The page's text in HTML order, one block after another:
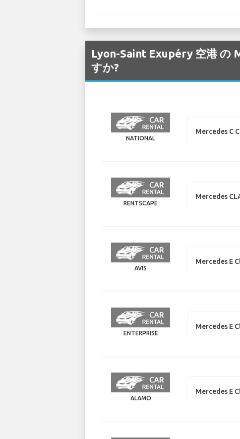
Lyon-Saint Exupéry 空港 の
すか?
NATIONAL
Mercedes C
RENTSCAPE
Mercedes
AVIS
Mercedes E
ENTERPRISE
Mercedes E
ALAMO
Mercedes E